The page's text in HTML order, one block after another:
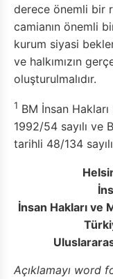
derece önemli bir
camianın önemli
kurum siyasi
ve halkımızın
oluşturulmalıdır.
1 BM İnsan
1992/54 sayılı ve
tarihli 48/134
İnsan Hakları ve
Açıklamayı word